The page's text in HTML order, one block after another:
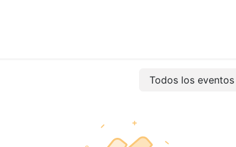
Todos los eventos